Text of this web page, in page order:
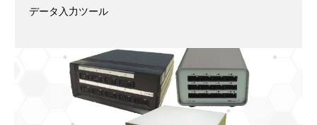
データ入力ツール